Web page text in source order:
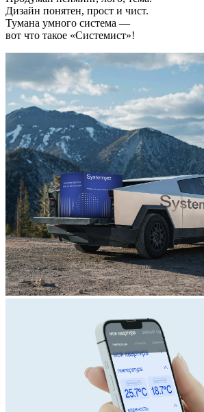
Дизайн понятен, прост и чист.
Тумана умного система —
вот что такое «Системист»!